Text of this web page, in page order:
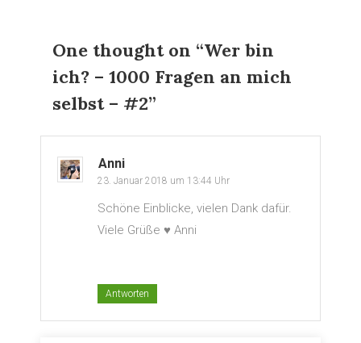
One thought on “Wer bin
ich? – 1000 Fragen an mich
selbst – #2”
Anni
23. Januar 2018 um 13:44 Uhr
Schöne Einblicke, vielen Dank dafür.
Viele Grüße ♥ Anni
Antworten